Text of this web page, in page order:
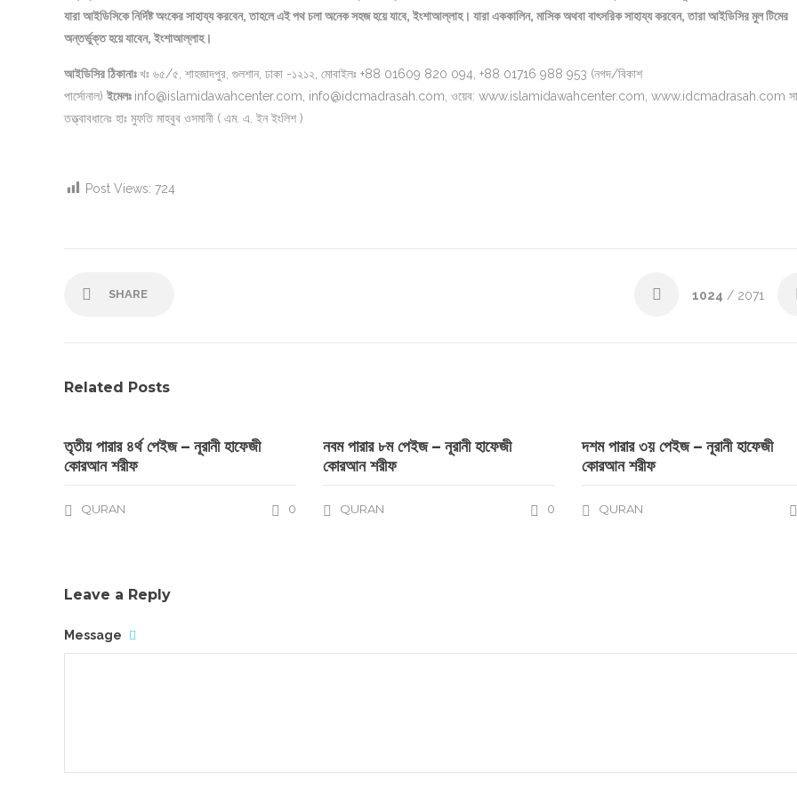
যারা আইডিসিকে নির্দিষ্ট অংকের সাহায্য করবেন, তাহলে এই পথ চলা অনেক সহজ হয়ে যাবে, ইংশাআল্লাহ। যারা এককালিন, মাসিক অথবা বাৎসরিক সাহায্য করবেন, তারা আইডিসির মুল টিমের
অন্তর্ভুক্ত হয়ে যাবেন, ইংশাআল্লাহ।
আইডিসির ঠিকানাঃখঃ ৬৫/৫, শাহজাদপুর, গুলশান, ঢাকা -১২১২, মোবাইলঃ +88 01609 820 094, +88 01716 988 953 (নগদ/বিকাশ
পার্সোনাল) ইমেলঃ info@islamidawahcenter.com, info@idcmadrasah.com, ওয়েব: www.islamidawahcenter.com, www.idcmadrasah.com
তত্ত্বাবধানেঃ হাঃ মুফতি মাহবুব ওসমানী ( এম. এ. ইন ইংলিশ )
Post Views: 724
SHARE 1024 / 2071
Related Posts
তৃতীয় পারার ৪র্থ পেইজ – নূরানী হাফেজী
কোরআন শরীফ
QURAN 0
নবম পারার ৮ম পেইজ – নূরানী হাফেজী
কোরআন শরীফ
QURAN 0
দশম পারার ৩য় পেইজ – নূরানী হাফেজী
কোরআন শরীফ
QURAN
Leave a Reply
Message